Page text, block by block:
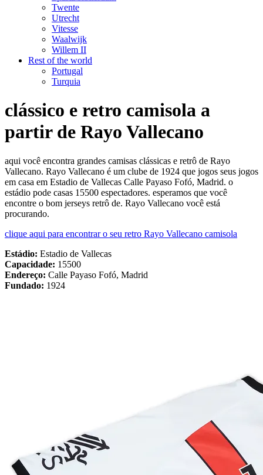
Twente
Utrecht
Vitesse
Waalwijk
Willem II
Rest of the world
Portugal
Turquia
clássico e retro camisola a
partir de Rayo Vallecano
aqui você encontra grandes camisas clássicas e retrô de Rayo
Vallecano. Rayo Vallecano é um clube de 1924 que jogos seus jogos
em casa em Estadio de Vallecas Calle Payaso Fofó, Madrid. o
estádio pode casas 15500 espectadores. esperamos que você
encontre o bom jerseys retrô de. Rayo Vallecano você está
procurando.
clique aqui para encontrar o seu retro Rayo Vallecano camisola
Estádio: Estadio de Vallecas
Capacidade: 15500
Endereço: Calle Payaso Fofó, Madrid
Fundado: 1924